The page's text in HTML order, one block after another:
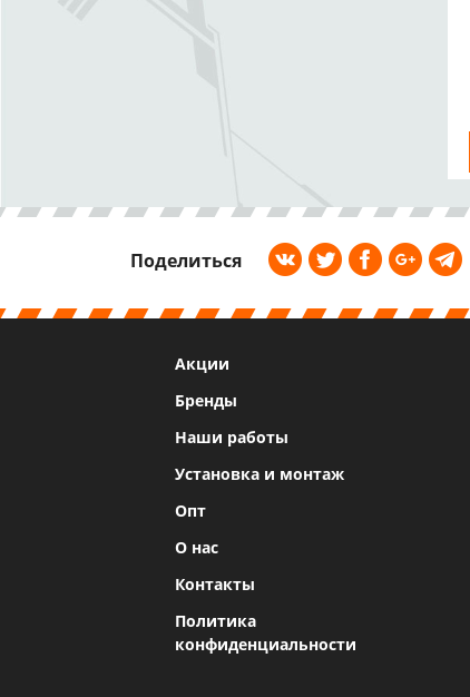
Поделиться
Акции
Бренды
Наши работы
Установка и монтаж
Опт
О нас
Контакты
Политика
конфиденциальности